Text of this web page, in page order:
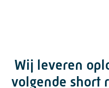
Wij leveren
volgende short